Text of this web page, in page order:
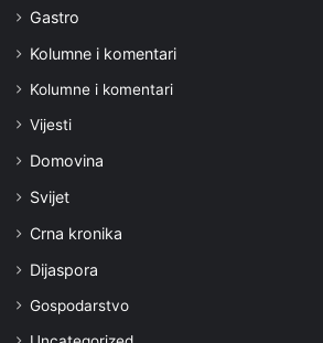
Gastro
Kolumne i komentari
Kolumne i komentari
Vijesti
Domovina
Svijet
Crna kronika
Dijaspora
Gospodarstvo